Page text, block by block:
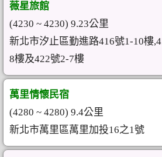
薇星旅館
(4230 ~ 4230) 9.23公里
新北市汐止區勤進路416號1-10樓
8樓及422號2-7樓
萬里情懷民宿
(4280 ~ 4280) 9.4公里
新北市萬里區萬里加投16之1號